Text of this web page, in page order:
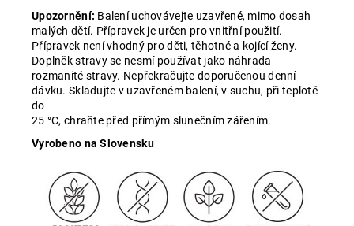
Upozornění: Balení uchovávejte uzavřené, mimo dosah
malých dětí. Přípravek je určen pro vnitřní použití.
Přípravek není vhodný pro děti, těhotné a kojící ženy.
Doplněk stravy se nesmí používat jako náhrada
rozmanité stravy. Nepřekračujte doporučenou denní
dávku. Skladujte v uzavřeném balení, v suchu, při teplotě
do
25 °C, chraňte před přímým slunečním zářením.
Vyrobeno na Slovensku